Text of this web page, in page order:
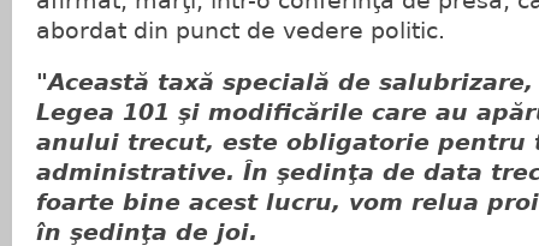
abordat din punct de vedere politic.
"Această taxă specială de
Legea 101 şi modificările care au
anului trecut, este obligatorie pentru
administrative. În şedinţa de data
foarte bine acest lucru, vom relua
în şedinţa de joi.